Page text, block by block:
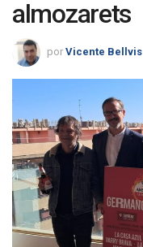
almozarets
por Vicente Bellvis